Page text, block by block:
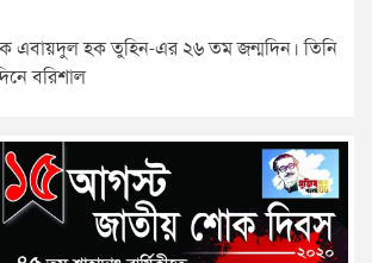
এবায়দুল হক তুহিন-এর ২৬ তম জন্মদিন। তিনি
বরিশাল